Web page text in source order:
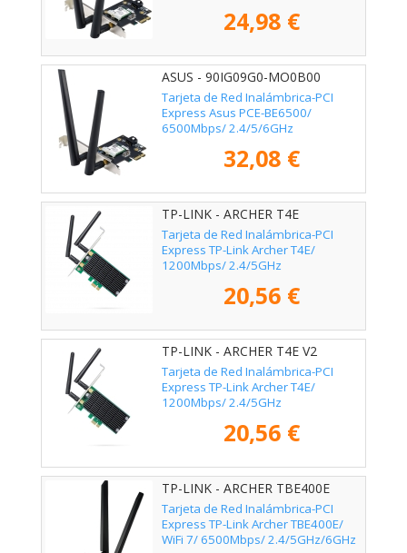
24,98 €
ASUS - 90IG09G0-MO0B00
Tarjeta de Red Inalámbrica-PCI
Express Asus PCE-BE6500/
6500Mbps/ 2.4/5/6GHz
32,08 €
TP-LINK - ARCHER T4E
Tarjeta de Red Inalámbrica-PCI
Express TP-Link Archer T4E/
1200Mbps/ 2.4/5GHz
20,56 €
TP-LINK - ARCHER T4E V2
Tarjeta de Red Inalámbrica-PCI
Express TP-Link Archer T4E/
1200Mbps/ 2.4/5GHz
20,56 €
TP-LINK - ARCHER TBE400E
Tarjeta de Red Inalámbrica-PCI
Express TP-Link Archer TBE400E/
WiFi 7/ 6500Mbps/ 2.4/5GHz/6GHz